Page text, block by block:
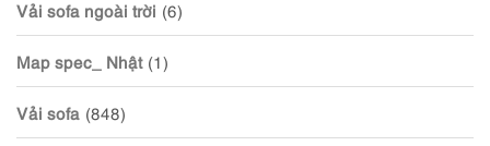
Vải sofa ngoài trời (6)
Map spec_ Nhật (1)
Vải sofa (848)